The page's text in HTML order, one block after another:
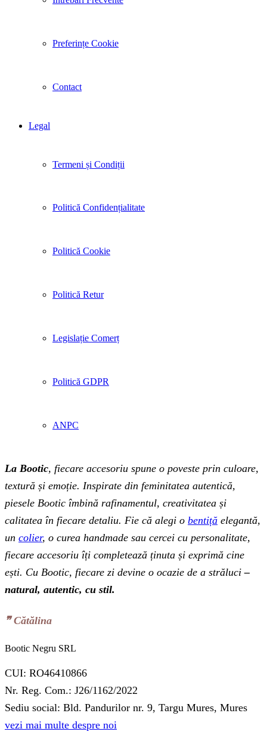
Preferințe Cookie
Contact
Legal
Termeni și Condiții
Politică Confidențialitate
Politică Cookie
Politică Retur
Legislație Comerț
Politică GDPR
ANPC
La Bootic, fiecare accesoriu spune o poveste prin culoare,
textură și emoție. Inspirate din feminitatea autentică,
piesele Bootic îmbină rafinamentul, creativitatea și
calitatea în fiecare detaliu. Fie că alegi o bentiță elegantă,
un colier, o curea handmade sau cercei cu personalitate,
fiecare accesoriu îți completează ținuta și exprimă cine
ești. Cu Bootic, fiecare zi devine o ocazie de a străluci –
natural, autentic, cu stil.
❞‬ Cătălina
Bootic Negru SRL
CUI: RO46410866
Nr. Reg. Com.: J26/1162/2022
Sediu social: Bld. Pandurilor nr. 9, Targu Mures, Mures
vezi mai multe despre noi